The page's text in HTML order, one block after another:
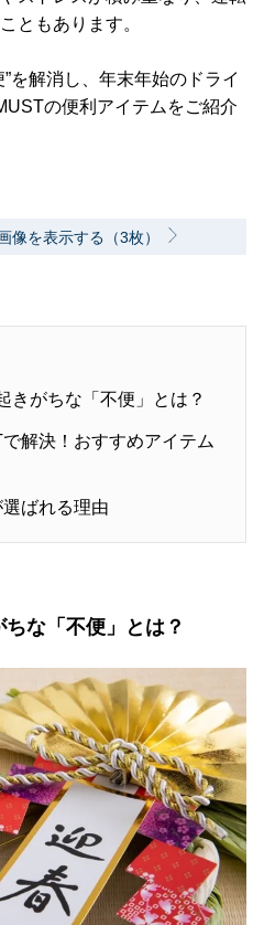
ともあります。
を解消し、年末年始のドライ
の便利アイテムをご紹介
像を表示する（3枚）
きがちな「不便」とは？
解決！おすすめアイテム
ばれる理由
な「不便」とは？